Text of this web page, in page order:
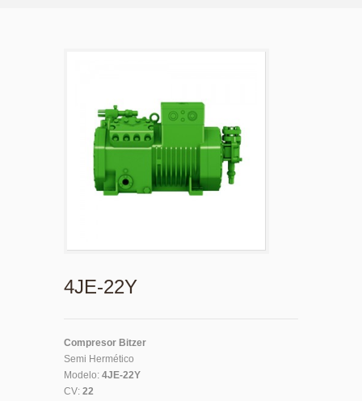
4JE-22Y
Compresor Bitzer
Semi Hermético
Modelo: 4JE-22Y
CV: 22